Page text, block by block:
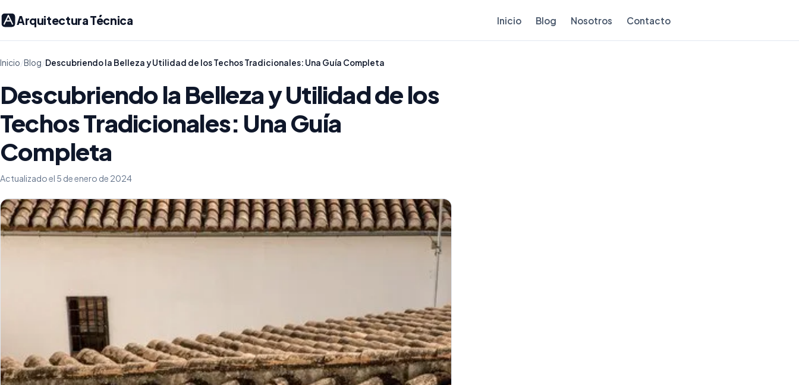
Arquitectura Técnica Inicio Blog Nosotros Contacto
Inicio/Blog/Descubriendo la Belleza y Utilidad de los Techos Tradicionales: Una Guía Completa
Descubriendo la Belleza y Utilidad de los
Techos Tradicionales: Una Guía
Completa
Actualizado el 5 de enero de 2024